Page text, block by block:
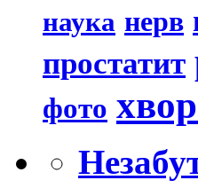
наука нерв
простатит
фото